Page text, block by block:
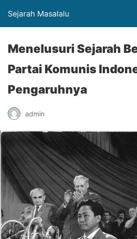
Sejarah Masalalu
Menelusuri Sejarah
Partai Komunis
Pengaruhnya
admin